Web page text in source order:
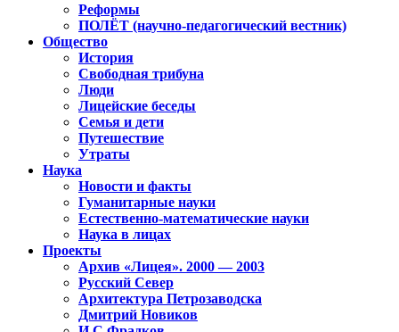
Реформы
ПОЛЁТ (научно-педагогический вестник)
Общество
История
Свободная трибуна
Люди
Лицейские беседы
Семья и дети
Путешествие
Утраты
Наука
Новости и факты
Гуманитарные науки
Естественно-математические науки
Наука в лицах
Проекты
Архив «Лицея». 2000 — 2003
Русский Север
Архитектура Петрозаводска
Дмитрий Новиков